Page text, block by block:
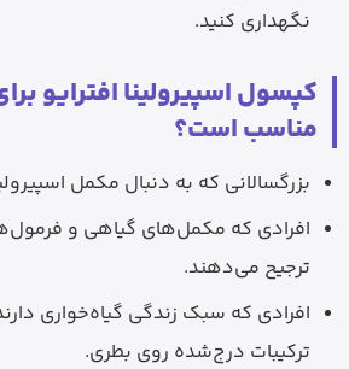
نگهداری کنید.
کپسول اسپیرولینا افترایو
مناسب است؟
بزرگسالانی که به دنبال مکمل
ترجیح می‌دهند.
افرادی که سبک زندگی گیاه‌خواری
ترکیبات درج‌شده روی بطری.